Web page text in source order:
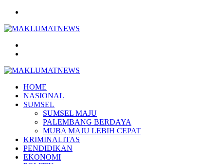
HOME
NASIONAL
SUMSEL
SUMSEL MAJU
PALEMBANG BERDAYA
MUBA MAJU LEBIH CEPAT
KRIMINALITAS
PENDIDIKAN
EKONOMI